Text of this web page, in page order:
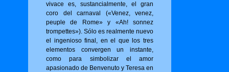
vivace es, sustancialmente, el gran
coro del carnaval («Venez, venez,
peuple de Rome» y «Ah! sonnez
trompettes»). Sólo es realmente nuevo
el ingenioso final, en el que los tres
elementos convergen un instante,
como para simbolizar el amor
apasionado de Benvenuto y Teresa en